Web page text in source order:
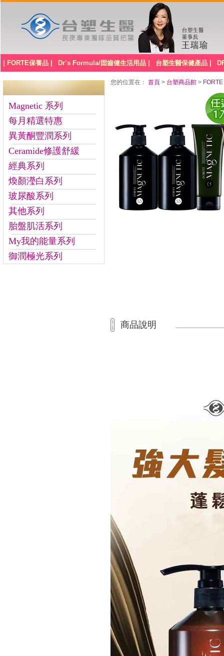
| FORTE保養品 | Dr’s Formula/固齒健生活用品 | 台塑生醫保健產品 |
Magnetic 系列
每月精選特惠
異黃酮豐潤系列
Ceramide修護舒緩
經典系列
煥顏瀅白系列
玻尿酸系列
其他系列
胎盤肌活系列
My我的能量系列
御潤極光系列
您的位置在： 首頁 > 台塑商品館 > FORTE
商品說明